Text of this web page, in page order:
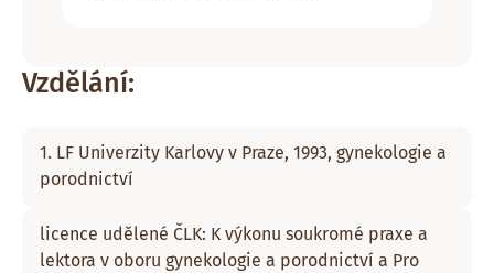
Vzdělání:
1. LF Univerzity Karlovy v Praze, 1993, gynekologie a
porodnictví
licence udělené ČLK: K výkonu soukromé praxe a
lektora v oboru gynekologie a porodnictví a Pro